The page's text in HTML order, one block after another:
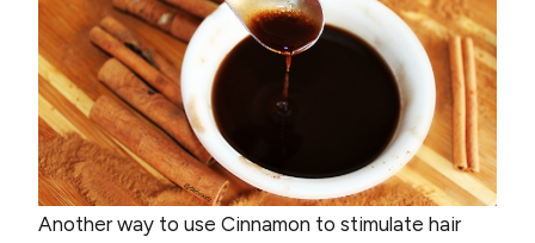
Another way to use Cinnamon to stimulate hair